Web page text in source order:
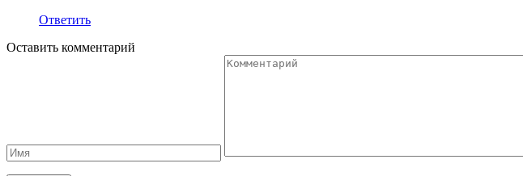
Ответить
Оставить комментарий